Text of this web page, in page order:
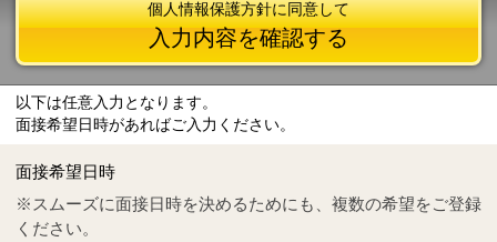
Tel
0570-55-0314
個人情報保護方針に同意して
入力内容を確認する
以下は任意入力となります。
面接希望日時があればご入力ください。
面接希望日時
※スムーズに面接日時を決めるためにも、複数の希望をご登録
ください。